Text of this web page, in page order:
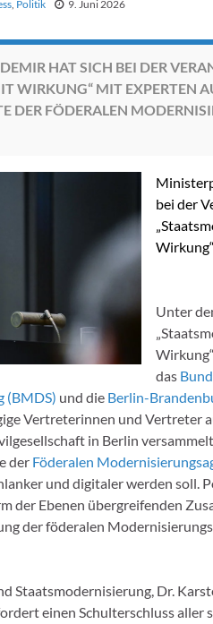
, Politik 9. Juni 2026
HAT SICH BEI DER
WIRKUNG“ MIT EXPERTEN
DER FÖDERALEN
bei der
Unter
das
(BMDS) und die Berlin-
Vertreterinnen und Vertreter
in Berlin
der Föderalen
und digitaler werden soll.
der Ebenen übergreifenden
der föderalen
Staatsmodernisierung, Dr.
einen Schulterschluss aller